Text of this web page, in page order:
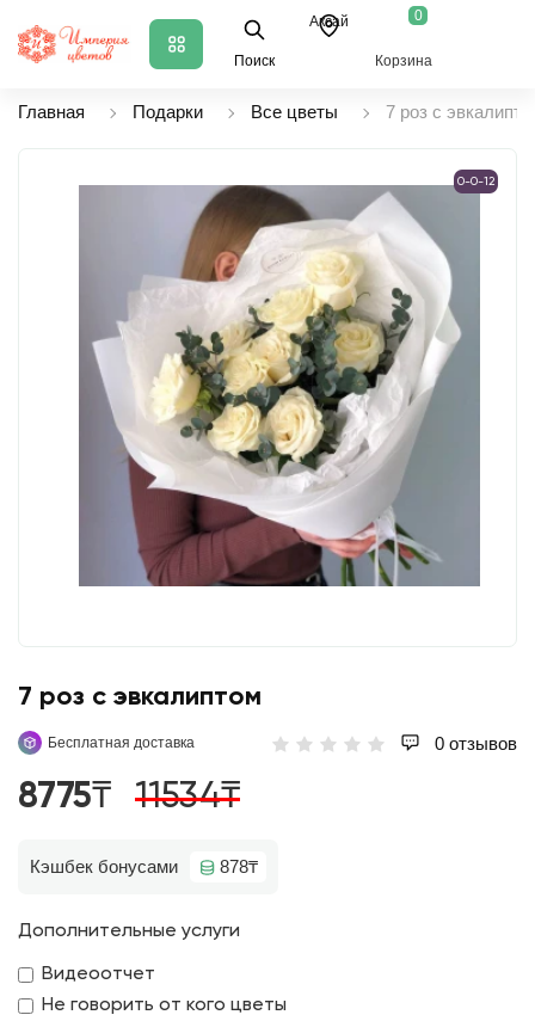
Поиск
Аксай 0
Корзина
Главная Подарки Все цветы 7 роз с
0-0-12
7 роз с эвкалиптом
Бесплатная доставка 0 отзывов
8775₸ 11534₸
Кэшбек бонусами 878₸
Дополнительные услуги
Видеоотчет
Не говорить от кого цветы